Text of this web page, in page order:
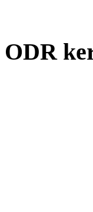
ODR